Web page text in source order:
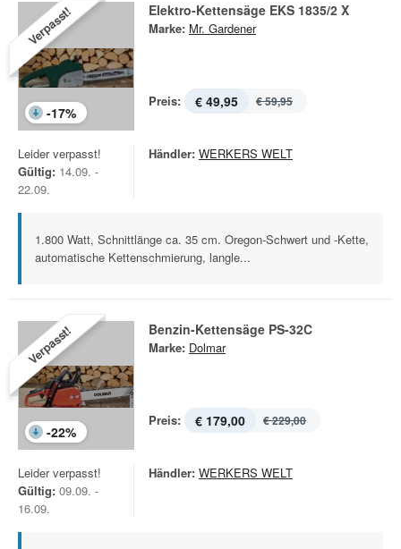
Verpasst!
-17%
Elektro-Kettensäge EKS 1835/2 X
Marke: Mr. Gardener
Preis: € 49,95 € 59,95
Leider verpasst!
Gültig: 14.09. -
22.09.
Händler: WERKERS WELT
1.800 Watt, Schnittlänge ca. 35 cm. Oregon-Schwert und -Kette,
automatische Kettenschmierung, langle...
Verpasst!
-22%
Benzin-Kettensäge PS-32C
Marke: Dolmar
Preis: € 179,00 € 229,00
Leider verpasst!
Gültig: 09.09. -
16.09.
Händler: WERKERS WELT